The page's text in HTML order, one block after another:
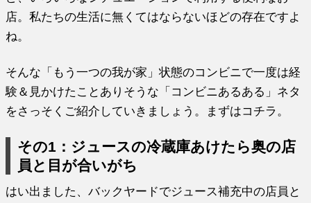
店。私たちの生活に無くてはならないほどの存在ですよ
ね。
そんな「もう一つの我が家」状態のコンビニで一度は経
験＆見かけたことありそうな「コンビニあるある」ネタ
をさっそくご紹介していきましょう。まずはコチラ。
その1：ジュースの冷蔵庫あけたら奥の店
員と目が合いがち
はい出ました、バックヤードでジュース補充中の店員と